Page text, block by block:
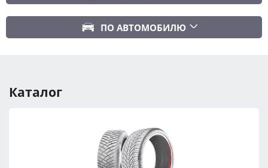
Сбросить
ПОДОБРАТЬ
Сбросить
ПО АВТОМОБИЛЮ
Год авто
ПОДОБРАТЬ
Каталог